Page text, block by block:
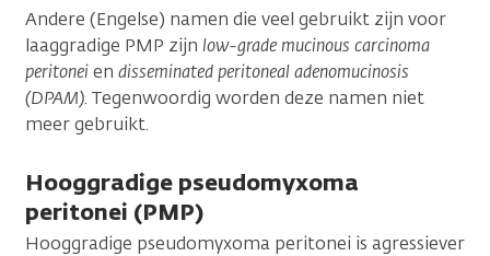
Andere (Engelse) namen die veel gebruikt zijn voor
laaggradige PMP zijn low-grade mucinous carcinoma
peritoneien disseminated peritoneal adenomucinosis
(DPAM). Tegenwoordig worden deze namen niet
meer gebruikt.
Hooggradige pseudomyxoma
peritonei (PMP)
Hooggradige pseudomyxoma peritonei is agressiever